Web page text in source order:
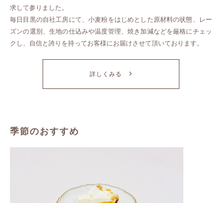
求して参りました。
毎日目黒の自社工房にて、小麦粉をはじめとした原材料の状態、レー
ズンの選別、生地の仕込みや温度管理、焼き加減などを厳格にチェッ
クし、自信と誇りを持ってお客様にお届けさせて頂いております。
詳しくみる
季節のおすすめ